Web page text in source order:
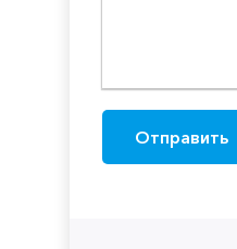
Отправить